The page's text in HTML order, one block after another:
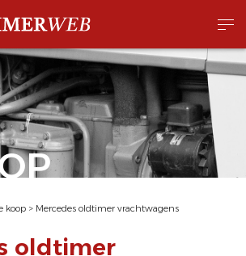
koop > Mercedes oldtimer vrachtwagens
oldtimer